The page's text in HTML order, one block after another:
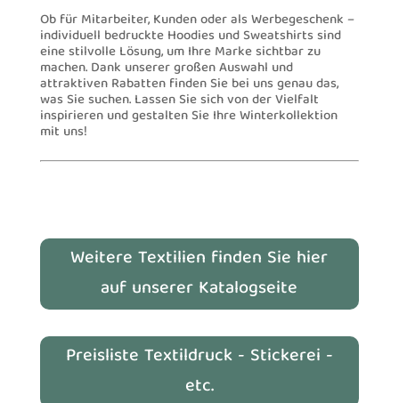
Ob für Mitarbeiter, Kunden oder als Werbegeschenk –
individuell bedruckte Hoodies und Sweatshirts sind
eine stilvolle Lösung, um Ihre Marke sichtbar zu
machen. Dank unserer großen Auswahl und
attraktiven Rabatten finden Sie bei uns genau das,
was Sie suchen. Lassen Sie sich von der Vielfalt
inspirieren und gestalten Sie Ihre Winterkollektion
mit uns!
Weitere Textilien finden Sie hier
auf unserer Katalogseite
Preisliste Textildruck - Stickerei -
etc.